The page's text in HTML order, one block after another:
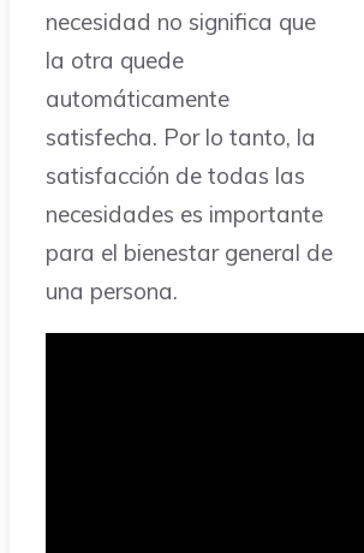
necesidad no significa que
la otra quede
automáticamente
satisfecha. Por lo tanto, la
satisfacción de todas las
necesidades es importante
para el bienestar general de
una persona.